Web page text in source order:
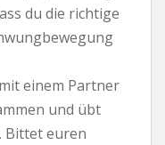
du die richtige
einem Partner
und übt
Bittet euren